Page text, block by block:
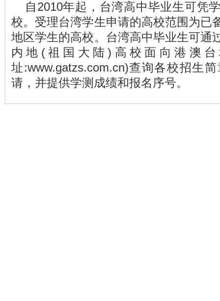
自2010年起，台湾高中毕业生可凭
校。受理台湾学生申请的高校范围为已
地区学生的高校。台湾高中毕业生可通
内地(祖国大陆)高校面向港澳
址:www.gatzs.com.cn)查询各校招生
请，并提供学测成绩和报名序号。